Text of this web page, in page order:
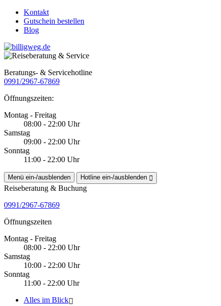
Kontakt
Gutschein bestellen
Blog
Beratungs- & Servicehotline
0991/2967-67869
Öffnungszeiten:
Montag - Freitag
08:00 - 22:00 Uhr
Samstag
09:00 - 22:00 Uhr
Sonntag
11:00 - 22:00 Uhr
Menü ein-/ausblenden Hotline ein-/ausblenden
Reiseberatung & Buchung
0991/2967-67869
Öffnungszeiten
Montag - Freitag
08:00 - 22:00 Uhr
Samstag
10:00 - 22:00 Uhr
Sonntag
11:00 - 22:00 Uhr
Alles im Blick